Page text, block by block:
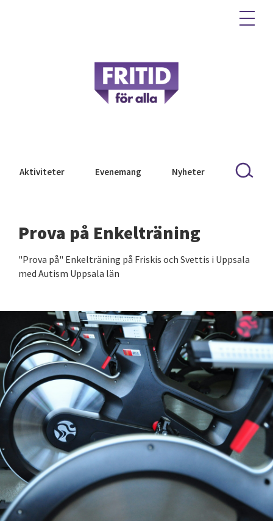
Aktiviteter Evenemang Nyheter
Prova på Enkelträning
"Prova på" Enkelträning på Friskis och Svettis i Uppsala
med Autism Uppsala län